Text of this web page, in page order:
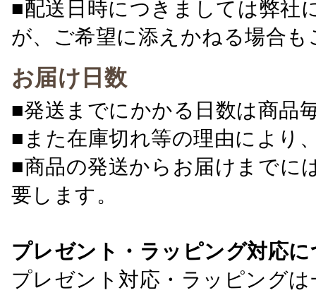
■配送日時につきましては弊社
が、ご希望に添えかねる場合
お届け日数
■発送までにかかる日数は商品
■また在庫切れ等の理由により
■商品の発送からお届けまでに
要します。
プレゼント・ラッピング対応
プレゼント対応・ラッピング